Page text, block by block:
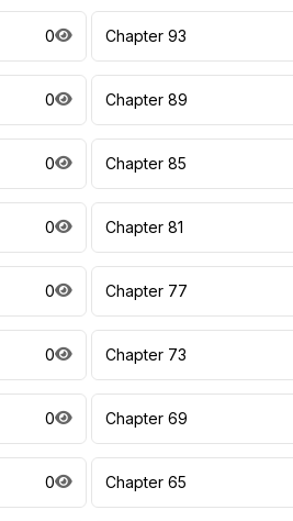
0 Chapter 93
0 Chapter 89
0 Chapter 85
0 Chapter 81
0 Chapter 77
0 Chapter 73
0 Chapter 69
0 Chapter 65